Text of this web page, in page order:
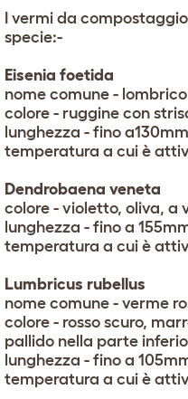
I vermi da
specie:-
Eisenia foetida
nome comune - lombrico
colore - ruggine con
lunghezza - fino a130mm
temperatura a cui è
Dendrobaena veneta
colore - violetto, oliva, a
lunghezza - fino a
temperatura a cui è
Lumbricus rubellus
nome comune - verme
colore - rosso scuro,
pallido nella parte
lunghezza - fino a
temperatura a cui è